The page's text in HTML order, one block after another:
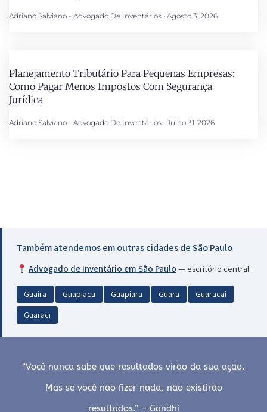
Adriano Salviano - Advogado De Inventários Agosto 3, 2026
Planejamento Tributário Para Pequenas Empresas:
Como Pagar Menos Impostos Com Segurança
Jurídica
Adriano Salviano - Advogado De Inventários Julho 31, 2026
Também atendemos em outras cidades de São Paulo
Advogado de Inventário em São Paulo — escritório central
Guaira Guapiacu Guapiara Guara
Guaracai
Guaraci
“Você nunca sabe que resultados virão da sua ação.
Mas se você não fizer nada, não existirão
resultados.” – Gandhi